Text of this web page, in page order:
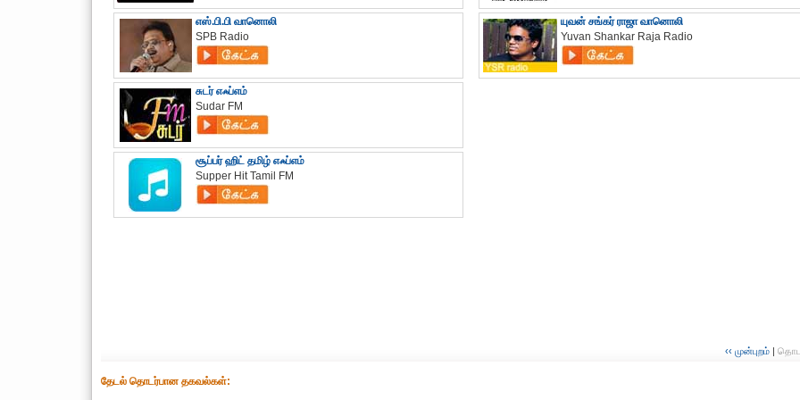
எஸ்.பி.பி வானொலி
SPB Radio
சுடர் எஃப்எம்
Sudar FM
சூப்பர் ஹிட் தமிழ் எஃப்எம்
Supper Hit Tamil FM
யுவன் சங்கர் ராஜா வானொலி
Yuvan Shankar Raja Radio
‹‹ முன்புறம் |
தேட‌ல் தொட‌ர்பான தகவ‌ல்க‌ள்: